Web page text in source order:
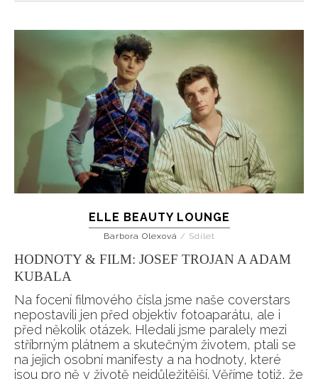
ELLE BEAUTY LOUNGE
Barbora Olexová / Sdílet
HODNOTY & FILM: JOSEF TROJAN A ADAM
KUBALA
Na focení filmového čísla jsme naše coverstars
nepostavili jen před objektiv fotoaparátu, ale i
před několik otázek. Hledali jsme paralely mezi
stříbrným plátnem a skutečným životem, ptali se
na jejich osobní manifesty a na hodnoty, které
jsou pro ně v životě nejdůležitější. Věříme totiž, že